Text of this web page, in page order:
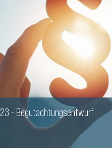
- Begutachtungsentwurf